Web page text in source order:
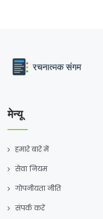
मेन्यू
हमारे बारे में
सेवा नियम
गोपनीयता नीति
संपर्क करें